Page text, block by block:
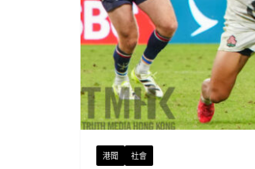
港聞 社會